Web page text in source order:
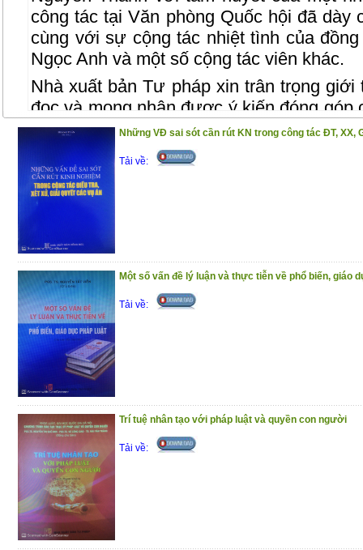
công tác tại Văn phòng Quốc hội đã dày
cùng với sự cộng tác nhiệt tình của
Ngọc Anh và một số cộng tác viên khác.
Nhà xuất bản Tư pháp xin trân trọng giới
đọc và mong nhận được ý kiến đóng góp
được hoàn thiện hơn trong lần tái bản
Những VĐ sai sót cần rút KN trong công tác ĐT, XX,
Tải về:
Một số vấn đề lý luận và thực tiễn về phổ biến, giáo
Tải về:
Trí tuệ nhân tạo với pháp luật và quyền con người
Tải về: